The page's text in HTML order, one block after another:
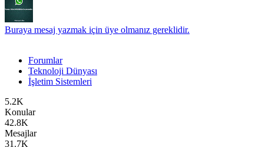
Buraya mesaj yazmak için üye olmanız gereklidir.
Forumlar
Teknoloji Dünyası
İşletim Sistemleri
5.2K
Konular
42.8K
Mesajlar
31.7K